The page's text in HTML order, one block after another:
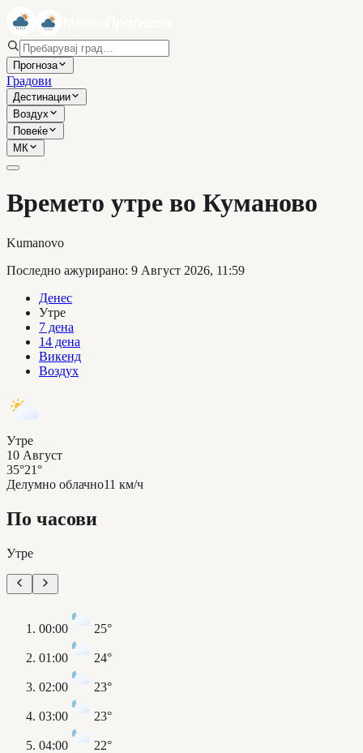
Прогноза
Градови
Дестинации
Воздух
Повеќе
МК
Времето утре во Куманово
Kumanovo
Последно ажурирано: 9 Август 2026, 11:59
Денес
Утре
7 дена
14 дена
Викенд
Воздух
Утре
10 Август
35°21°
Делумно облачно11 км/ч
По часови
Утре
00:00 25°
01:00 24°
02:00 23°
03:00 23°
04:00 22°